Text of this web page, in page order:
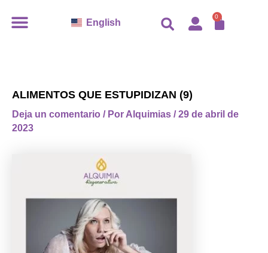
English 0
ALIMENTOS QUE ESTUPIDIZAN (9)
Deja un comentario / Por Alquimias /29 de abril de
2023